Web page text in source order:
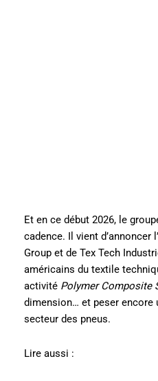
Et en ce début 2026, le
cadence. Il vient d’annoncer
Group et de Tex Tech
américains du textile
activité Polymer Composite
dimension… et peser encore
secteur des pneus.
Lire aussi :